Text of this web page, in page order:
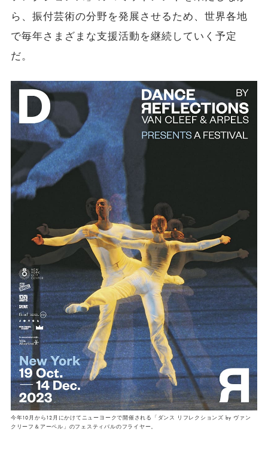
ら、振付芸術の分野を発展させるため、世界各地
で毎年さまざまな支援活動を継続していく予定
だ。
今年10月から12月にかけてニューヨークで開催される「ダンス リフレクションズ by ヴァン
クリーフ＆アーペル」のフェスティバルのフライヤー。